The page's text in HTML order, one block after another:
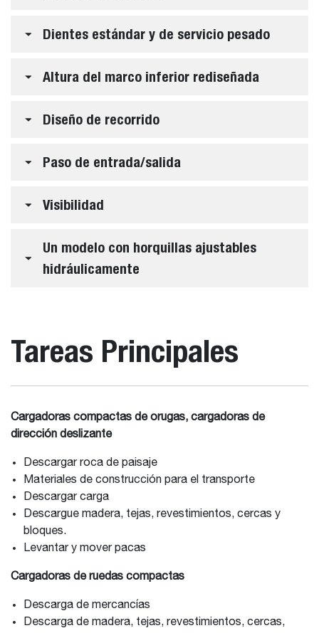
Dientes estándar y de servicio pesado
Altura del marco inferior rediseñada
Diseño de recorrido
Paso de entrada/salida
Visibilidad
Un modelo con horquillas ajustables
hidráulicamente
Tareas Principales
Cargadoras compactas de orugas, cargadoras de
dirección deslizante
Descargar roca de paisaje
Materiales de construcción para el transporte
Descargar carga
Descargue madera, tejas, revestimientos, cercas y
bloques.
Levantar y mover pacas
Cargadoras de ruedas compactas
Descarga de mercancías
Descarga de madera, tejas, revestimientos, cercas,